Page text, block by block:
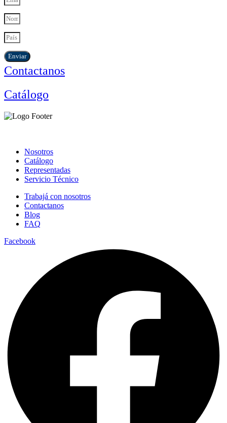
Enviar
Contactanos
Catálogo
Nosotros
Catálogo
Representadas
Servicio Técnico
Trabajá con nosotros
Contactanos
Blog
FAQ
Facebook